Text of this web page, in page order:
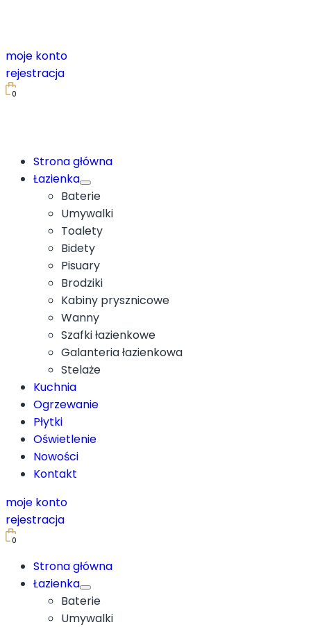
moje konto
rejestracja
0
Strona główna
Łazienka
Baterie
Umywalki
Toalety
Bidety
Pisuary
Brodziki
Kabiny prysznicowe
Wanny
Szafki łazienkowe
Galanteria łazienkowa
Stelaże
Kuchnia
Ogrzewanie
Płytki
Oświetlenie
Nowości
Kontakt
moje konto
rejestracja
0
Strona główna
Łazienka
Baterie
Umywalki